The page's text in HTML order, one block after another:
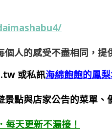
人的感受不盡相同，提
或私訊海綿飽飽的鳳
點與店家公告的菜單、
天更新不漏接！